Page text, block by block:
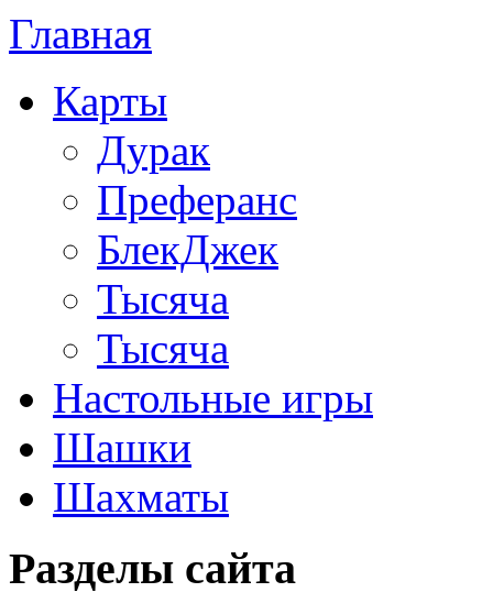
Главная
Карты
Дурак
Преферанс
БлекДжек
Тысяча
Тысяча
Настольные игры
Шашки
Шахматы
Разделы сайта